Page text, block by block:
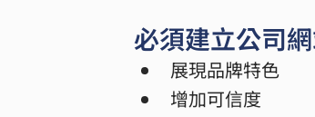
必須建立公司
展現品牌特色
增加可信度